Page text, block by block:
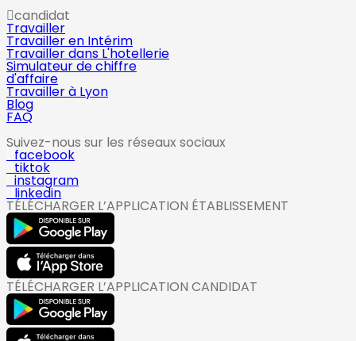
candidat
Travailler
Travailler en Intérim
Travailler dans L'hotellerie
Simulateur de chiffre
d'affaire
Travailler à Lyon
Blog
FAQ
Suivez-nous sur les réseaux sociaux
facebook
tiktok
instagram
linkedin
TÉLÉCHARGER L’APPLICATION ÉTABLISSEMENT
TÉLÉCHARGER L’APPLICATION CANDIDAT